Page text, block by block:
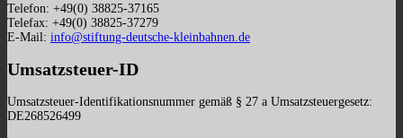
Telefon: +49(0) 38825-37165
Telefax: +49(0) 38825-37279
E-Mail: info@stiftung-deutsche-kleinbahnen.de
Umsatzsteuer-ID
Umsatzsteuer-Identifikationsnummer gemäß § 27 a Umsatzsteuergesetz:
DE268526499